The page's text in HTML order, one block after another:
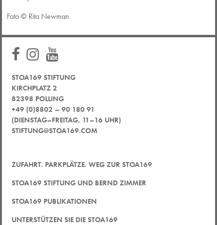
Foto © Rita Newman
STOA169 STIFTUNG
KIRCHPLATZ 2
82398 POLLING
+49 (0)8802 – 90 180 91
(DIENSTAG–FREITAG, 11–16 UHR)
STIFTUNG@STOA169.COM
ZUFAHRT. PARKPLÄTZE. WEG ZUR STOA169
STOA169 STIFTUNG UND BERND ZIMMER
STOA169 PUBLIKATIONEN
UNTERSTÜTZEN SIE DIE STOA169